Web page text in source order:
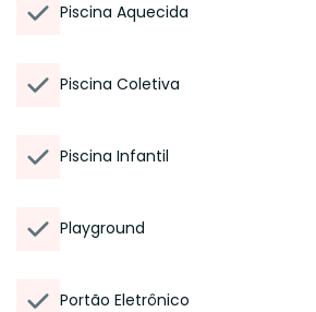
Piscina Aquecida
Piscina Coletiva
Piscina Infantil
Playground
Portão Eletrônico